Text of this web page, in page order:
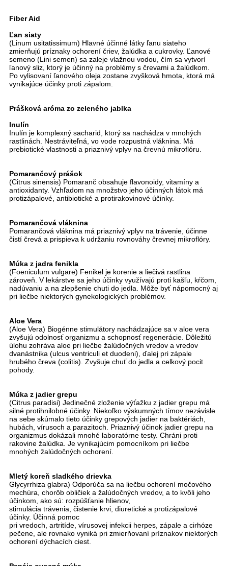
Fiber Aid
Ľan siaty
(Linum usitatissimum) Hlavné účinné látky ľanu siateho
zmierňujú príznaky ochorení čriev, žalúdka a cukrovky. Ľanové
semeno (Lini semen) sa zaleje vlažnou vodou, čím sa vytvorí
ľanový sliz, ktorý je účinný na problémy s črevami a žalúdkom.
Po vylisovaní ľanového oleja zostane zvyšková hmota, ktorá má
vynikajúce účinky proti zápalom.
Prášková aróma zo zeleného jablka
Inulín
Inulín je komplexný sacharid, ktorý sa nachádza v mnohých
rastlinách. Nestráviteľná, vo vode rozpustná vláknina. Má
prebiotické vlastnosti a priaznivý vplyv na črevnú mikroflóru.
Pomarančový prášok
(Citrus sinensis) Pomaranč obsahuje flavonoidy, vitamíny a
antioxidanty. Vzhľadom na množstvo jeho účinných látok má
protizápalové, antibiotické a protirakovinové účinky.
Pomarančová vláknina
Pomarančová vláknina má priaznivý vplyv na trávenie, účinne
čistí črevá a prispieva k udržaniu rovnováhy črevnej mikroflóry.
Múka z jadra fenikla
(Foeniculum vulgare) Fenikel je korenie a liečivá rastlina
zároveň. V lekárstve sa jeho účinky využívajú proti kašľu, kŕčom,
nadúvaniu a na zlepšenie chuti do jedla. Môže byť nápomocný aj
pri liečbe niektorých gynekologických problémov.
Aloe Vera
(Aloe Vera) Biogénne stimulátory nachádzajúce sa v aloe vera
zvyšujú odolnosť organizmu a schopnosť regenerácie. Dôležitú
úlohu zohráva aloe pri liečbe žalúdočných vredov a vredov
dvanástnika (ulcus ventriculi et duodeni), ďalej pri zápale
hrubého čreva (colitis). Zvyšuje chuť do jedla a celkový pocit
pohody.
Múka z jadier grepu
(Citrus paradisi) Jedinečné zloženie výťažku z jadier grepu má
silné protihnilobné účinky. Niekoľko výskumných tímov nezávisle
na sebe skúmalo tieto účinky grepových jadier na baktériách,
hubách, vírusoch a parazitoch. Priaznivý účinok jadier grepu na
organizmus dokázali mnohé laboratórne testy. Chráni proti
rakovine žalúdka. Je vynikajúcim pomocníkom pri liečbe
mnohých žalúdočných ochorení.
Mletý koreň sladkého drievka
Glycyrrhiza glabra) Odporúča sa na liečbu ochorení močového
mechúra, chorôb obličiek a žalúdočných vredov, a to kvôli jeho
účinkom, ako sú: rozpúšťanie hlienov,
stimulácia trávenia, čistenie krvi, diuretické a protizápalové
účinky. Účinná pomoc
pri vredoch, artritíde, vírusovej infekcii herpes, zápale a cirhóze
pečene, ale rovnako vyniká pri zmierňovaní príznakov niektorých
ochorení dýchacích ciest.